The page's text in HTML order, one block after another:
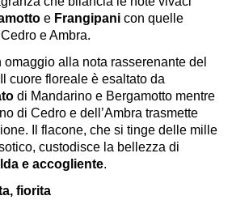
e Frangipani con quelle
e Ambra.
omaggio alla nota rasserenante del
cuore floreale è esaltato da
di Mandarino e Bergamotto mentre
di Cedro e dell’Ambra trasmette
Il flacone, che si tinge delle mille
custodisce la bellezza di
e accogliente.
fiorita